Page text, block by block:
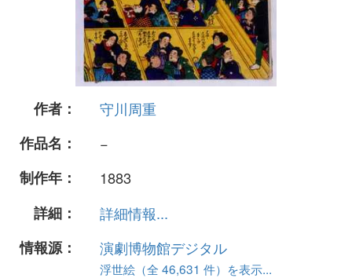
作者：
守川周重
作品名：
−
制作年：
1883
詳細：
詳細情報...
情報源：
演劇博物館デジタル
浮世絵（全 46,631 件）を表示...